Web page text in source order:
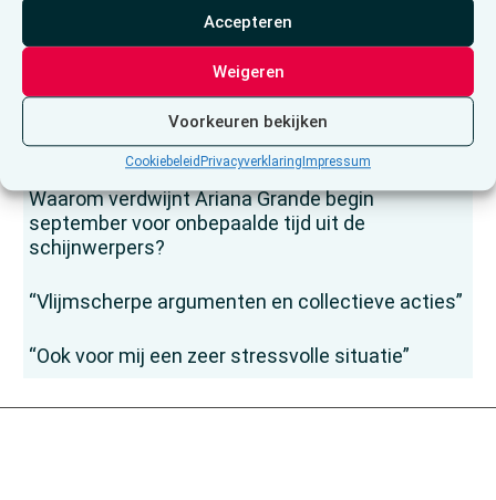
Accepteren
Weigeren
Voorkeuren bekijken
Cookiebeleid Privacyverklaring Impressum
De eeuwige bron, of de filosofie van het
Roman Van Houtven: “Liefde is nog altijd
krachtiger dan angst”
Waarom verdwijnt Ariana Grande begin
september voor onbepaalde tijd uit de
schijnwerpers?
“Vlijmscherpe argumenten en collectieve acties”
“Ook voor mij een zeer stressvolle situatie”